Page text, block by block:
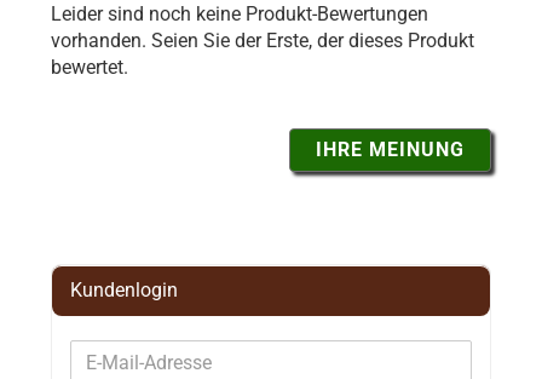
Leider sind noch keine Produkt-Bewertungen
vorhanden. Seien Sie der Erste, der dieses Produkt
bewertet.
IHRE MEINUNG
Kundenlogin